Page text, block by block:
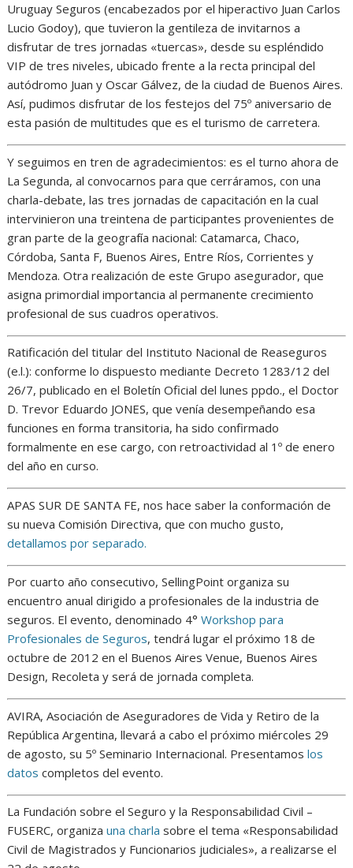
Uruguay Seguros (encabezados por el hiperactivo Juan Carlos
Lucio Godoy), que tuvieron la gentileza de invitarnos a
disfrutar de tres jornadas «tuercas», desde su espléndido
VIP de tres niveles, ubicado frente a la recta principal del
autódromo Juan y Oscar Gálvez, de la ciudad de Buenos Aires.
Así, pudimos disfrutar de los festejos del 75º aniversario de
esta pasión de multitudes que es el turismo de carretera.
Y seguimos en tren de agradecimientos: es el turno ahora de
La Segunda, al convocarnos para que cerráramos, con una
charla-debate, las tres jornadas de capacitación en la cual
intervinieron una treintena de participantes provenientes de
gran parte de la geografía nacional: Catamarca, Chaco,
Córdoba, Santa F, Buenos Aires, Entre Ríos, Corrientes y
Mendoza. Otra realización de este Grupo asegurador, que
asigna primordial importancia al permanente crecimiento
profesional de sus cuadros operativos.
Ratificación del titular del Instituto Nacional de Reaseguros
(e.l.): conforme lo dispuesto mediante Decreto 1283/12 del
26/7, publicado en el Boletín Oficial del lunes ppdo., el Doctor
D. Trevor Eduardo JONES, que venía desempeñando esa
funciones en forma transitoria, ha sido confirmado
formalmente en ese cargo, con retroactividad al 1º de enero
del año en curso.
APAS SUR DE SANTA FE, nos hace saber la conformación de
su nueva Comisión Directiva, que con mucho gusto,
detallamos por separado.
Por cuarto año consecutivo, SellingPoint organiza su
encuentro anual dirigido a profesionales de la industria de
seguros. El evento, denominado 4° Workshop para
Profesionales de Seguros, tendrá lugar el próximo 18 de
octubre de 2012 en el Buenos Aires Venue, Buenos Aires
Design, Recoleta y será de jornada completa.
AVIRA, Asociación de Aseguradores de Vida y Retiro de la
República Argentina, llevará a cabo el próximo miércoles 29
de agosto, su 5º Seminario Internacional. Presentamoslos
datos completos del evento.
La Fundación sobre el Seguro y la Responsabilidad Civil –
FUSERC, organizauna charla sobre el tema «Responsabilidad
Civil de Magistrados y Funcionarios judiciales», a realizarse el